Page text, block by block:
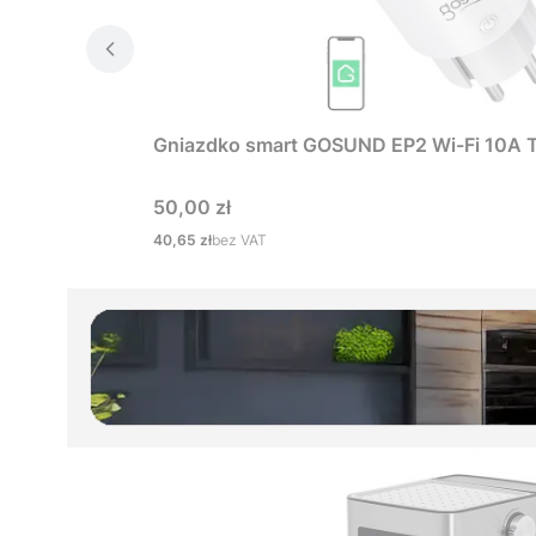
Gniazdko smart GOSUND EP2 Wi-Fi 10A
Cena
50,00 zł
Cena
40,65 złbez VAT